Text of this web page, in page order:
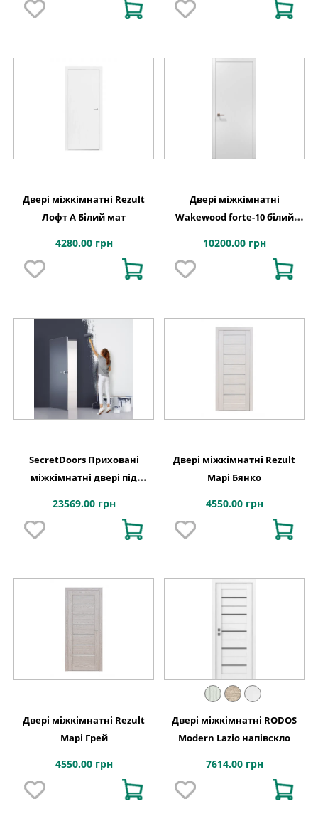
Двері міжкімнатні Rezult
Лофт А Білий мат
4280.00 грн
Двері міжкімнатні
Wakewood forte-10 білий
10200.00 грн
SecretDoors Приховані
міжкімнатні двері під
23569.00 грн
Двері міжкімнатні Rezult
Марі Бянко
4550.00 грн
Двері міжкімнатні Rezult
Марі Грей
4550.00 грн
Двері міжкімнатні RODOS
Modern Lazio напівскло
7614.00 грн